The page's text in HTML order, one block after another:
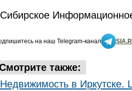
на наш Telegram-канал
также:
Недвижимость в Иркутске.